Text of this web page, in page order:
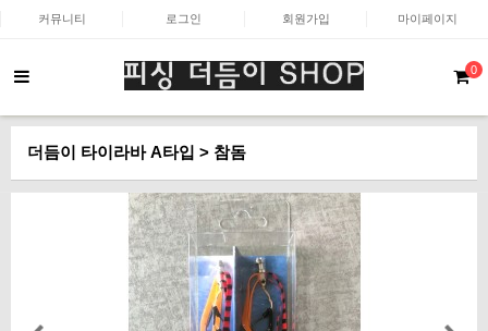
커뮤니티 로그인 회원가입 마이페이지
0
더듬이 타이라바 A타입 > 참돔